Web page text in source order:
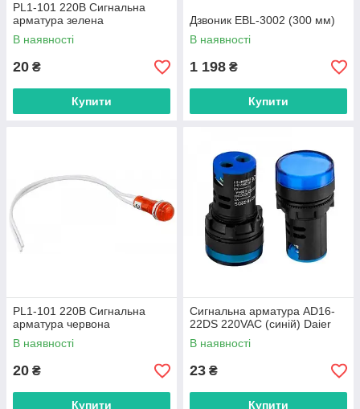
PL1-101 220В Сигнальна
арматура зелена
В наявності
20 ₴
Купити
Дзвоник EBL-3002 (300 мм)
В наявності
1 198 ₴
Купити
PL1-101 220В Сигнальна
арматура червона
В наявності
20 ₴
Купити
Сигнальна арматура AD16-
22DS 220VAC (синій) Daier
В наявності
23 ₴
Купити